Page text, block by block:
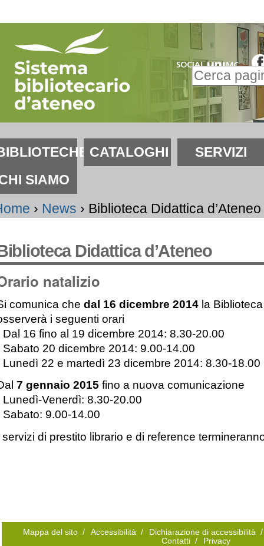
Inserire il
Ricerca
avanzata…
CATALOGHI
SERVIZI
SIAMO
› News › Biblioteca Didattica d’Ateneo
Didattica d’Ateneo
natalizio
comunica che dal 16 dicembre 2014la Biblioteca
i seguenti orari
Dal 16 fino al 19 dicembre 2014: 8.30-20.00
Sabato 20 dicembre 2014: 9.00-14.00
Lunedì 22 e martedì 23 dicembre 2014: 8.30-18.00
7 gennaio 2015 fino a nuova comunicazione
Lunedì-Venerdì: 8.30-20.00
Sabato: 9.00-14.00
servizi di prestito librario e di reference
Mappa del sito / Accessibilità / Dichiarazione di accessibilità /
Contatti / Privacy